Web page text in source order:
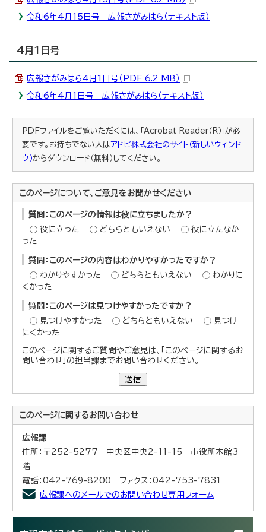
令和6年4月15日号 広報さがみはら（テキスト版）
4月1日号
広報さがみはら4月1日号（PDF 6.2 MB）
令和6年4月1日号 広報さがみはら（テキスト版）
PDFファイルをご覧いただくには、「Acrobat Reader（R）」が必
要です。お持ちでない人はアドビ株式会社のサイト（新しいウィンド
ウ）からダウンロード（無料）してください。
このページについて、ご意見をお聞かせください
質問：このページの情報は役に立ちましたか？
役に立った
どちらともいえない
役に立たなか
った
質問：このページの内容はわかりやすかったですか？
わかりやすかった
どちらともいえない
わかりに
くかった
質問：このページは見つけやすかったですか？
見つけやすかった
どちらともいえない
見つけ
にくかった
このページに関するご質問やご意見は、「このページに関するお
問い合わせ」の担当課までお問い合わせください。
送信
このページに関するお問い合わせ
広報課
住所：〒252-5277 中央区中央2-11-15 市役所本館3
階
電話：042-769-8200 ファクス：042-753-7831
広報課へのメールでのお問い合わせ専用フォーム